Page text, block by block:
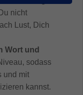
nicht
Lust, Dich
Wort und
sodass
und mit
kannst.